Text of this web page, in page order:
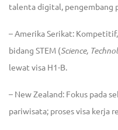
talenta digital, pengembang
– Amerika Serikat:
bidang STEM (Science,
lewat visa H1-B.
– New Zealand: Fokus pada
pariwisata; proses visa kerja